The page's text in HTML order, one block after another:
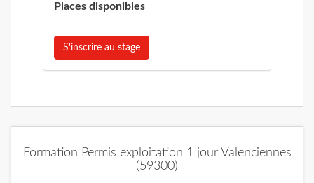
Places disponibles
S'inscrire au stage
Formation Permis exploitation 1 jour Valenciennes
(59300)